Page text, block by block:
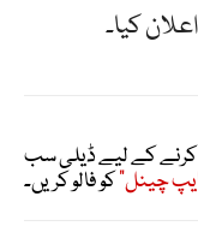
کیا۔
کے لیے ڈیلی سب
چینل"کو فالو کریں۔